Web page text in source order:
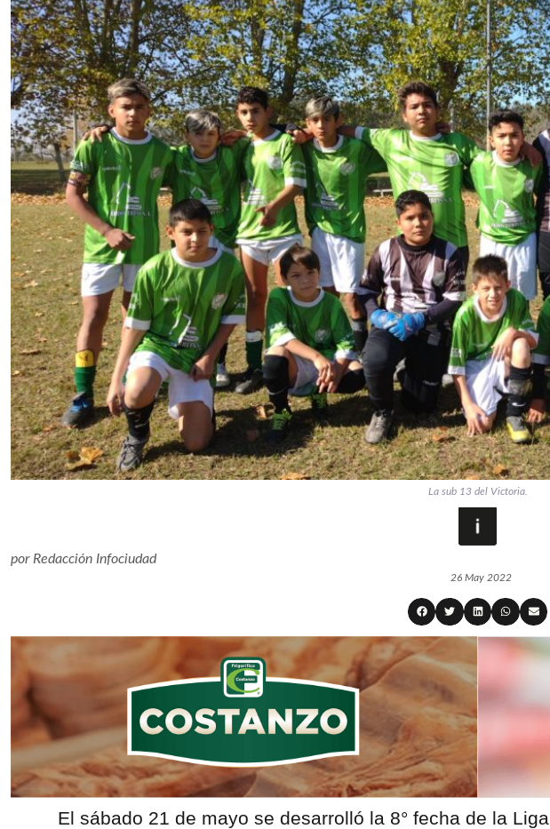
La sub 13 del Victoria.
porRedacción Infociudad
26 May 2022
El sábado 21 de mayo se desarrolló la 8° fecha de la Liga